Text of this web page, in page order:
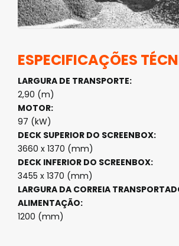
ESPECIFICAÇÕES
LARGURA DE TRANSPORTE:
2,90 (m)
MOTOR:
97 (kW)
DECK SUPERIOR DO SCREENBOX:
3660 x 1370 (mm)
DECK INFERIOR DO SCREENBOX:
3455 x 1370 (mm)
LARGURA DA CORREIA
ALIMENTAÇÃO:
1200 (mm)